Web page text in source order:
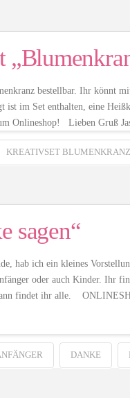
bestellbar. Ihr könnt
ist im Set enthalten, eine
Onlineshop! Lieben Gruß
KREATIVSET BLUMENKRANZ
sagen“
hab ich ein kleines
oder auch Kinder. Ihr
findet ihr alle.
DANKE